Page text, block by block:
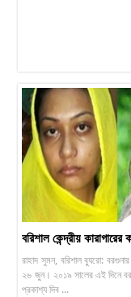
বরিশাল কেন্দ্রীয়
রাহাদ সুমন, বরিশাল ব্যুরো:
২৬ জুন। ২০১৯ সালের এই দিনে
প্রকাশ্য দিব ...